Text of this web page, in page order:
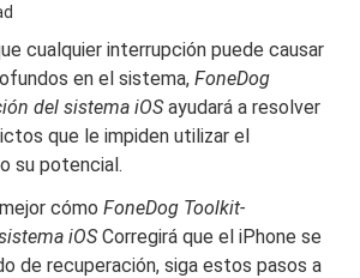
cualquier interrupción puede causar
en el sistema,FoneDog
del sistema iOSayudará a resolver
que le impiden utilizar el
su potencial.
cómoFoneDog Toolkit-
iOSCorregirá que el iPhone se
de recuperación, siga estos pasos a